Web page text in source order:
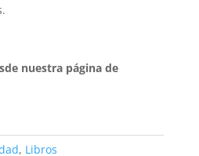
nuestra página de
, Libros